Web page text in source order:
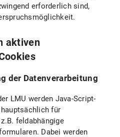
erforderlich sind,
aktiven
der Datenverarbeitung
LMU werden Java-Script-
für
feldabhängige
Dabei werden